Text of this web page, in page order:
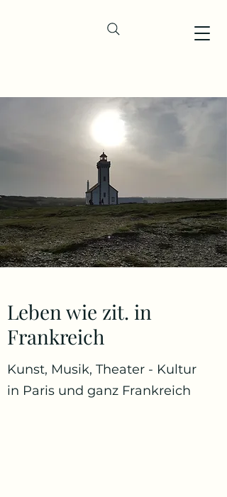
Leben wie zit. in
Frankreich
Kunst, Musik, Theater - Kultur
in Paris und ganz Frankreich